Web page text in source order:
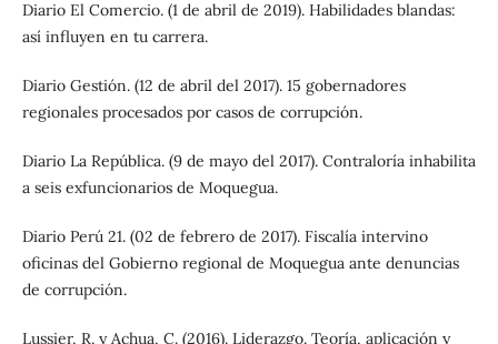
Diario El Comercio. (1 de abril de 2019). Habilidades blandas:
así influyen en tu carrera.
Diario Gestión. (12 de abril del 2017). 15 gobernadores
regionales procesados por casos de corrupción.
Diario La República. (9 de mayo del 2017). Contraloría inhabilita
a seis exfuncionarios de Moquegua.
Diario Perú 21. (02 de febrero de 2017). Fiscalía intervino
oficinas del Gobierno regional de Moquegua ante denuncias
de corrupción.
Lussier, R. y Achua, C. (2016). Liderazgo. Teoría, aplicación y